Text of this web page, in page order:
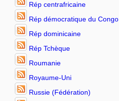
Rép centrafricaine
Rép démocratique du Congo
Rép dominicaine
Rép Tchèque
Roumanie
Royaume-Uni
Russie (Fédération)